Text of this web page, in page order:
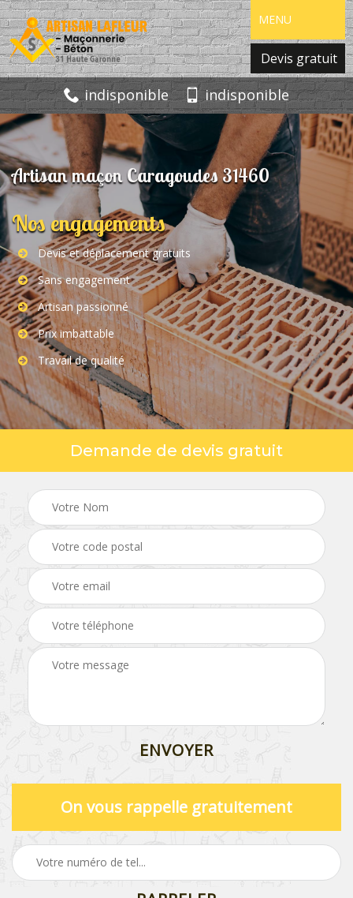
MENU
Devis gratuit
indisponible indisponible
Artisan maçon Caragoudes 31460
Nos engagements
Devis et déplacement gratuits
Sans engagement
Artisan passionné
Prix imbattable
Travail de qualité
Demande de devis gratuit
On vous rappelle gratuitement